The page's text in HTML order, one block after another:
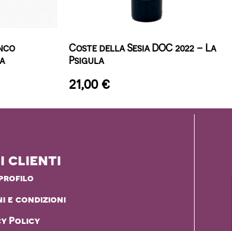
Coste della Sesia DOC 2022 – La
Psigula
21,00€
i clienti
e condizioni
Policy